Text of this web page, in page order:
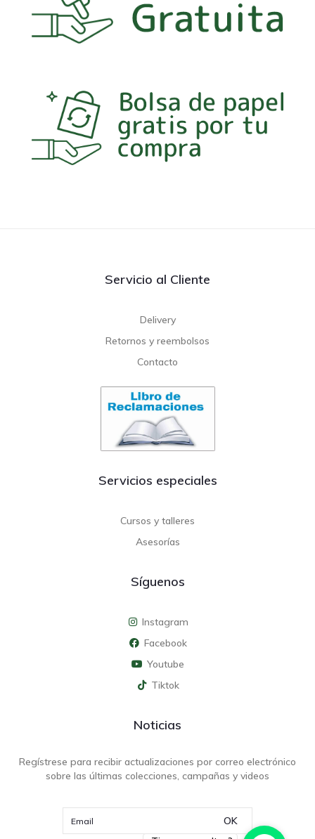
Servicio al Cliente
Delivery
Retornos y reembolsos
Contacto
Servicios especiales
Cursos y talleres
Asesorías
Síguenos
Instagram
Facebook
Youtube
Tiktok
Noticias
Regístrese para recibir actualizaciones por correo electrónico
sobre las últimas colecciones, campañas y videos
OK